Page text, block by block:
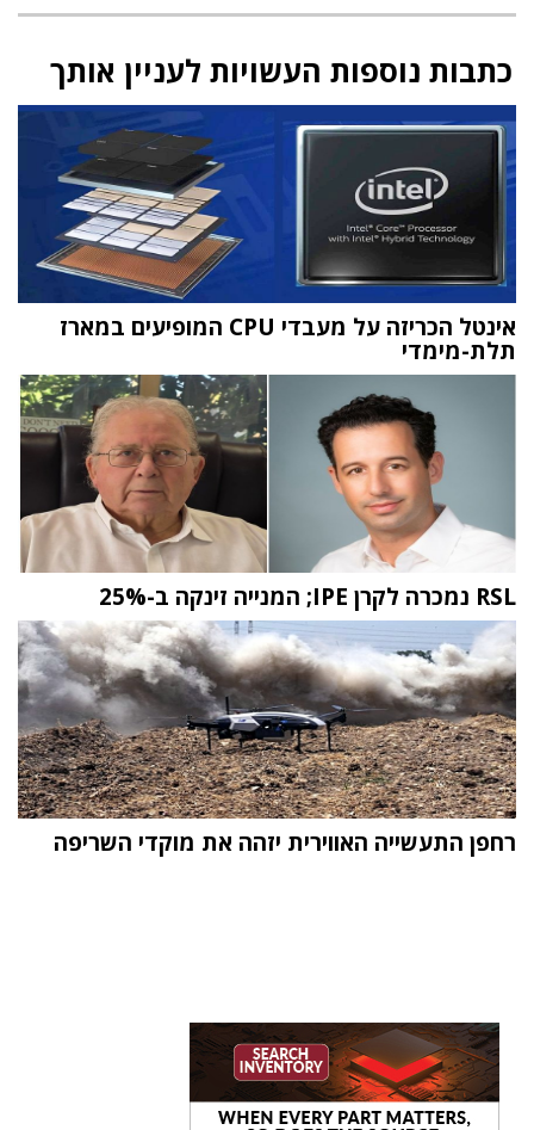
כתבות נוספות העשויות לעניין אותך
אינטל הכריזה על מעבדי CPU המופיעים במארז
תלת-מימדי
RSL נמכרה לקרן IPE; המנייה זינקה ב-25%
רחפן התעשייה האווירית יזהה את מוקדי השריפה